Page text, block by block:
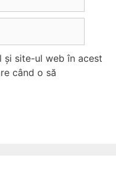
și site-ul web în acest
când o să